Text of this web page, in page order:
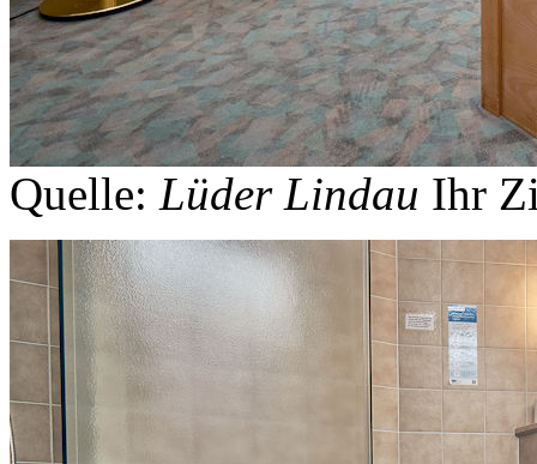
Quelle: Lüder Lindau Ihr